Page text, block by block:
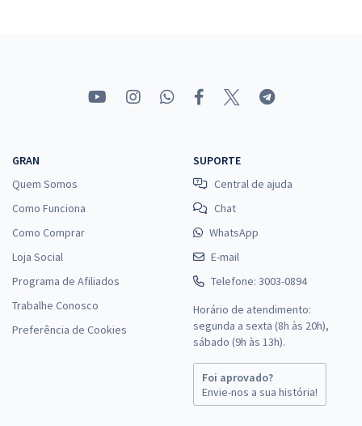
GRAN
Quem Somos
Como Funciona
Como Comprar
Loja Social
Programa de Afiliados
Trabalhe Conosco
Preferência de Cookies
SUPORTE
Central de ajuda
Chat
WhatsApp
E-mail
Telefone: 3003-0894
Horário de atendimento:
segunda a sexta (8h às 20h),
sábado (9h às 13h).
Foi aprovado?
Envie-nos a sua história!